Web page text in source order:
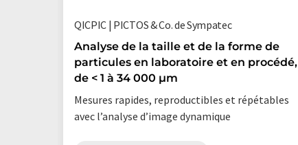
QICPIC | PICTOS & Co. de Sympatec
Analyse de la taille et de la forme de
particules en laboratoire et en procédé,
de < 1 à 34 000 µm
Mesures rapides, reproductibles et répétables
avec l’analyse d’image dynamique